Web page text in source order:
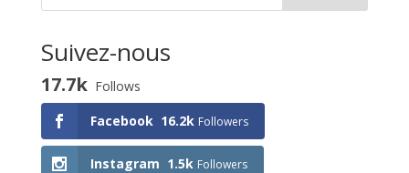
Suivez-nous
17.7k Follows
Facebook 16.2k Followers
Instagram 1.5k Followers